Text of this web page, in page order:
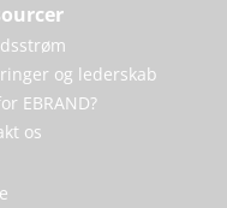
og lederskab
EBRAND?
os